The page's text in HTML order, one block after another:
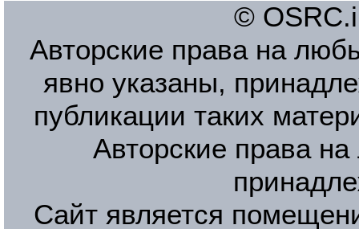
©
Авторские права на
явно указаны,
публикации таких
Авторские права
Сайт является